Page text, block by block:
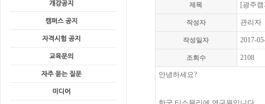
제목 [광주
작성자 관리자
작성일자 2017-
조회수 2108
안녕하세요?